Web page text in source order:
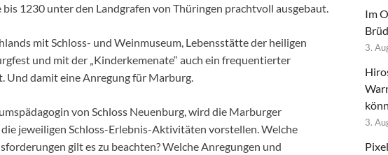
bis 1230 unter den Landgrafen von Thüringen prachtvoll ausgebaut.
mit Schloss- und Weinmuseum, Lebensstätte der heiligen
und mit der „Kinderkemenate“ auch ein frequentierter
Und damit eine Anregung für Marburg.
von Schloss Neuenburg, wird die Marburger
jeweiligen Schloss-Erlebnis-Aktivitäten vorstellen. Welche
gilt es zu beachten? Welche Anregungen und
Im
3.
3.